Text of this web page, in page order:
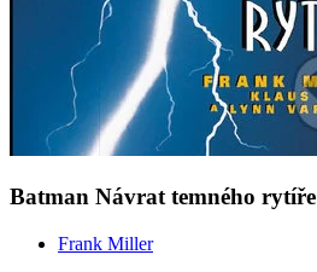
Batman Návrat temného rytíře
Frank Miller